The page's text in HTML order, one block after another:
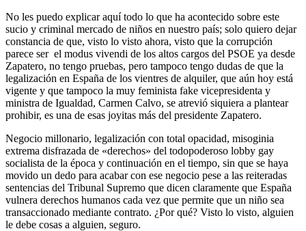
No les puedo explicar aquí todo lo que ha acontecido sobre este
sucio y criminal mercado de niños en nuestro país; solo quiero dejar
constancia de que, visto lo visto ahora, visto que la corrupción
parece ser el modus vivendi de los altos cargos del PSOE ya desde
Zapatero, no tengo pruebas, pero tampoco tengo dudas de que la
legalización en España de los vientres de alquiler, que aún hoy está
vigente y que tampoco la muy feminista fake vicepresidenta y
ministra de Igualdad, Carmen Calvo, se atrevió siquiera a plantear
prohibir, es una de esas joyitas más del presidente Zapatero.
Negocio millonario, legalización con total opacidad, misoginia
extrema disfrazada de «derechos» del todopoderoso lobby gay
socialista de la época y continuación en el tiempo, sin que se haya
movido un dedo para acabar con ese negocio pese a las reiteradas
sentencias del Tribunal Supremo que dicen claramente que España
vulnera derechos humanos cada vez que permite que un niño sea
transaccionado mediante contrato. ¿Por qué? Visto lo visto, alguien
le debe cosas a alguien, seguro.